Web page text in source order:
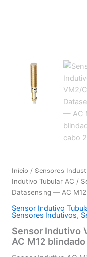
Início / Sensores
Indutivo Tubular AC /
Datasensing — AC
Sensor Indutivo
Sensores Indutivos,
Sensor Indutivo
AC M12